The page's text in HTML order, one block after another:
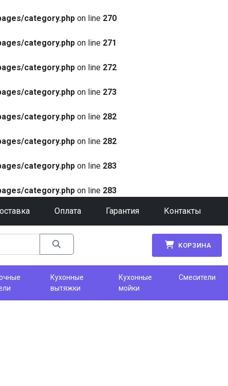
category.php on line 270
category.php on line 271
category.php on line 272
category.php on line 273
category.php on line 282
category.php on line 282
category.php on line 283
category.php on line 283
Оплата Гарантия Контакты
КОРЗИНА
Кухонные
вытяжки
Кухонные
мойки
Смесители